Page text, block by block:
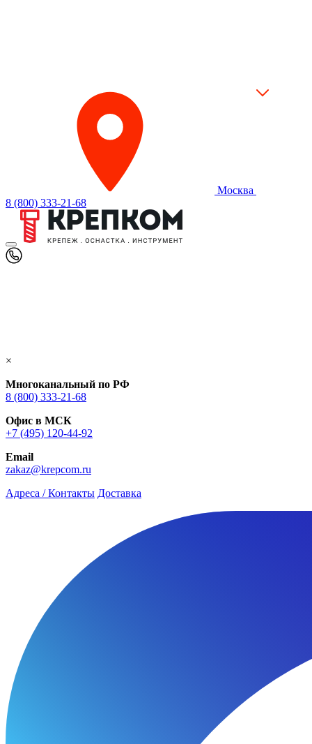
Москва
8 (800) 333-21-68
×
Многоканальный по РФ
8 (800) 333‑21-68
Офис в МСК
+7 (495) 120-44-92
Email
zakaz@krepcom.ru
Адреса / Контакты Доставка